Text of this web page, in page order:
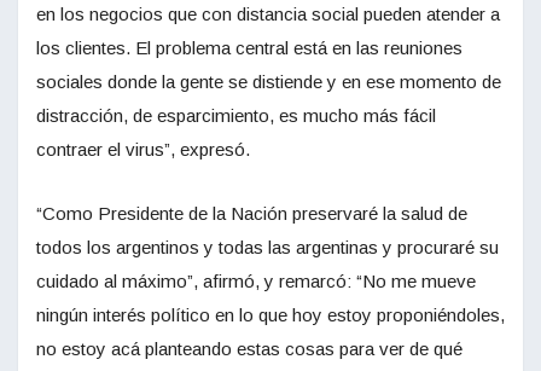
en los negocios que con distancia social pueden atender a
los clientes. El problema central está en las reuniones
sociales donde la gente se distiende y en ese momento de
distracción, de esparcimiento, es mucho más fácil
contraer el virus”, expresó.
“Como Presidente de la Nación preservaré la salud de
todos los argentinos y todas las argentinas y procuraré su
cuidado al máximo”, afirmó, y remarcó: “No me mueve
ningún interés político en lo que hoy estoy proponiéndoles,
no estoy acá planteando estas cosas para ver de qué